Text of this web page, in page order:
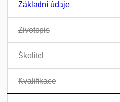
Základní údaje
Životopis
Školitel
Kvalifikace